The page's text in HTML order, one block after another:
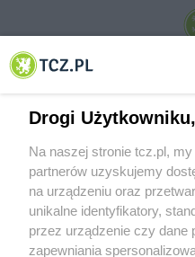
© 2001-2026 Tczew - TCZ.PL Sp. z
O FIRMIE POLITYKA
Drogi Użytkowniku,
Na naszej stronie tcz.pl,
partnerów uzyskujemy
na urządzeniu oraz
unikalne identyfikatory,
przez urządzenie czy dane
zapewniania